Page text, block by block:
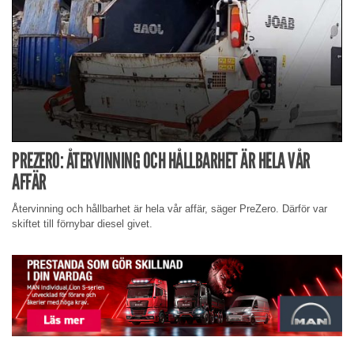
PREZERO: ÅTERVINNING OCH HÅLLBARHET ÄR HELA VÅR
AFFÄR
Återvinning och hållbarhet är hela vår affär, säger PreZero. Därför var
skiftet till förnybar diesel givet.